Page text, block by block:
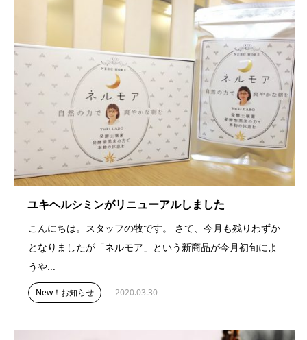
ユキヘルシミンがリニューアルしました
こんにちは。スタッフの牧です。 さて、今月も残りわずか
となりましたが「ネルモア」という新商品が今月初旬によ
うや...
New！お知らせ 2020.03.30